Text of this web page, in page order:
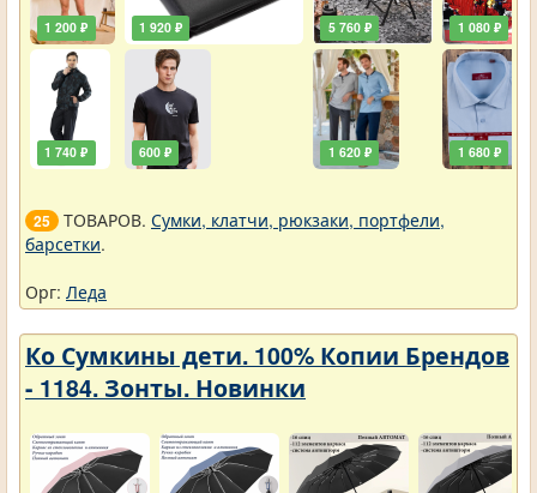
1 200 ₽
1 740 ₽
1 920 ₽
600 ₽
5 760 ₽
1 620 ₽
1 080 ₽
1 680 ₽
25 ТОВАРОВ. Сумки, клатчи, рюкзаки, портфели,
барсетки.
Орг: Леда
Ко Сумкины дети. 100% Копии Брендов
- 1184. Зонты. Новинки